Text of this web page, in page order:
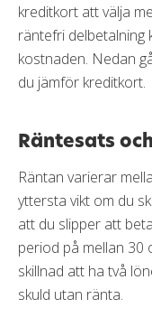
kreditkort att välja
räntefri delbetalning
kostnaden. Nedan
du jämför kreditkort.
Räntesats
Räntan varierar
yttersta vikt om du
att du slipper att
period på mellan 30
skillnad att ha två
skuld utan ränta.